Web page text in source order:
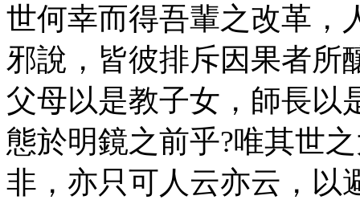
世何幸而得吾輩之改革，
邪說，皆彼排斥因果者所
父母以是教子女，師長以
態於明鏡之前乎?唯其世
非，亦只可人云亦云，以